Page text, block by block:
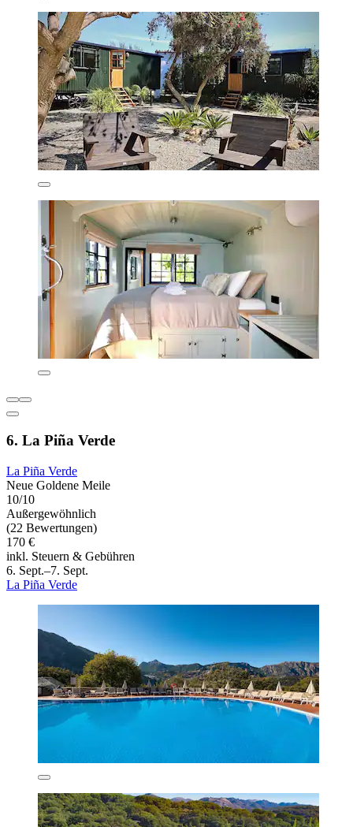
6. La Piña Verde
La Piña Verde
Neue Goldene Meile
10/10
Außergewöhnlich
(22 Bewertungen)
170 €
inkl. Steuern & Gebühren
6. Sept.–7. Sept.
La Piña Verde